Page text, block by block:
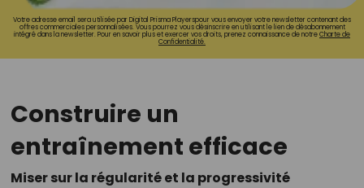
Votre adresse email sera utilisée par Digital Prisma Playerspour vous envoyer votre newsletter contenant des
offres commerciales personnalisées. Vous pourrez vous désinscrire en utilisant le lien de désabonnement
intégré dans la newsletter. Pour en savoir plus et exercer vos droits, prenez connaissance de notreCharte de
Confidentialité.
Construire un
entraînement efficace
Miser sur la régularité et la progressivité